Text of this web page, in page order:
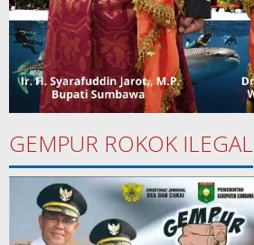
GEMPUR ROKOK ILEGAL